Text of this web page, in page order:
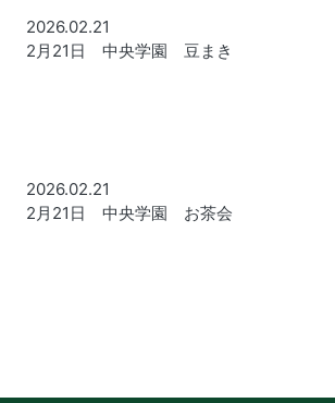
2026.02.21
2月21日 中央学園 豆まき
2026.02.21
2月21日 中央学園 お茶会